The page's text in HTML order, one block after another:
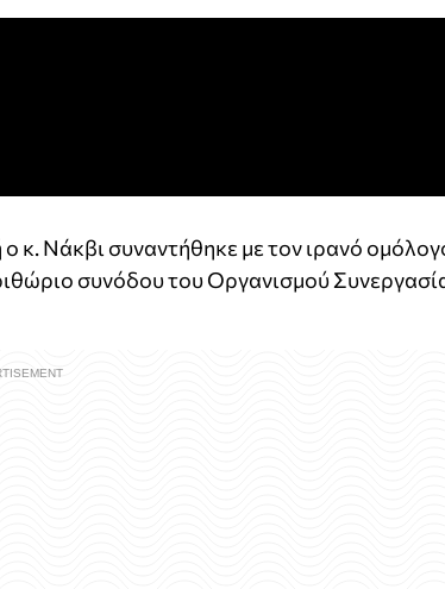
κ. Νάκβι συναντήθηκε με τον ιρανό
συνόδου του Οργανισμού